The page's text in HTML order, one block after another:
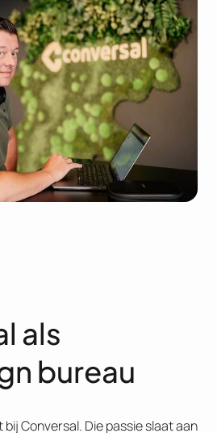
als
bureau
bij Conversal. Die passie slaat aan